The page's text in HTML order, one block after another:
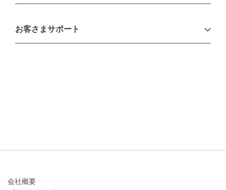
配送について
不良品・返品について
お客さまサポート
会社概要